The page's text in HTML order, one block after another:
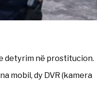
detyrim në prostitucion.
mobil, dy DVR (kamera